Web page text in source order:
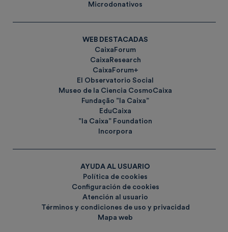
Microdonativos
WEB DESTACADAS
CaixaForum
CaixaResearch
CaixaForum+
El Observatorio Social
Museo de la Ciencia CosmoCaixa
Fundação ”la Caixa”
EduCaixa
”la Caixa” Foundation
Incorpora
AYUDA AL USUARIO
Política de cookies
Configuración de cookies
Atención al usuario
Términos y condiciones de uso y privacidad
Mapa web